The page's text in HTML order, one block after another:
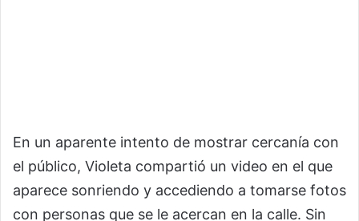
En un aparente intento de mostrar cercanía con
el público, Violeta compartió un video en el que
aparece sonriendo y accediendo a tomarse fotos
con personas que se le acercan en la calle. Sin